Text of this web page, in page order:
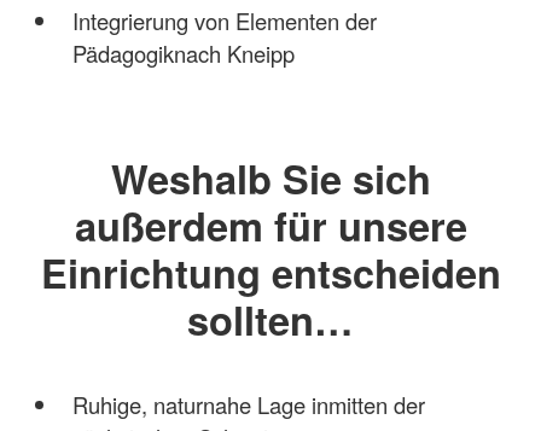
Integrierung von Elementen der
Pädagogiknach Kneipp
Weshalb Sie sich
außerdem für unsere
Einrichtung entscheiden
sollten…
Ruhige, naturnahe Lage inmitten der